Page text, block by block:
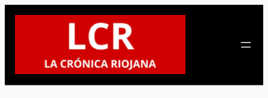
Saltar